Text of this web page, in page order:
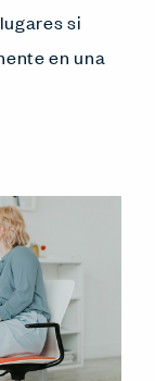
si
en una